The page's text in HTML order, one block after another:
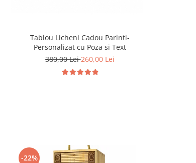
Tablou Licheni Cadou Parinti-
Personalizat cu Poza si Text
380,00 Lei260,00 Lei
-22%